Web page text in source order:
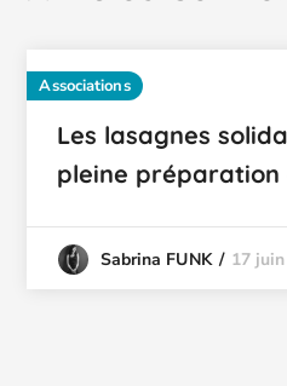
Associations
Les lasagnes
pleine préparation
Sabrina FUNK 17